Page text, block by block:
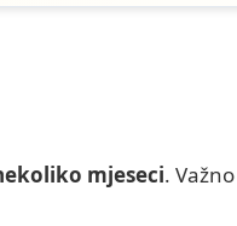
mjeseci.